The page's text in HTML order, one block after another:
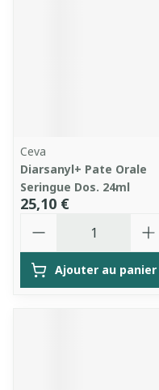
Ceva
Diarsanyl+ Pate Orale
Seringue Dos. 24ml
25,10 €
Ajouter au panier